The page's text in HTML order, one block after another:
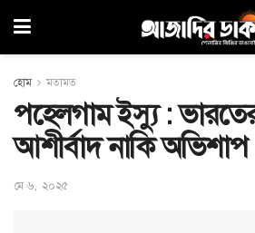
হোম মতামত
পহেলগাম ইস্যু :
আশীর্বাদ নাকি অভিশাপ
মে ৬, ২০২৫